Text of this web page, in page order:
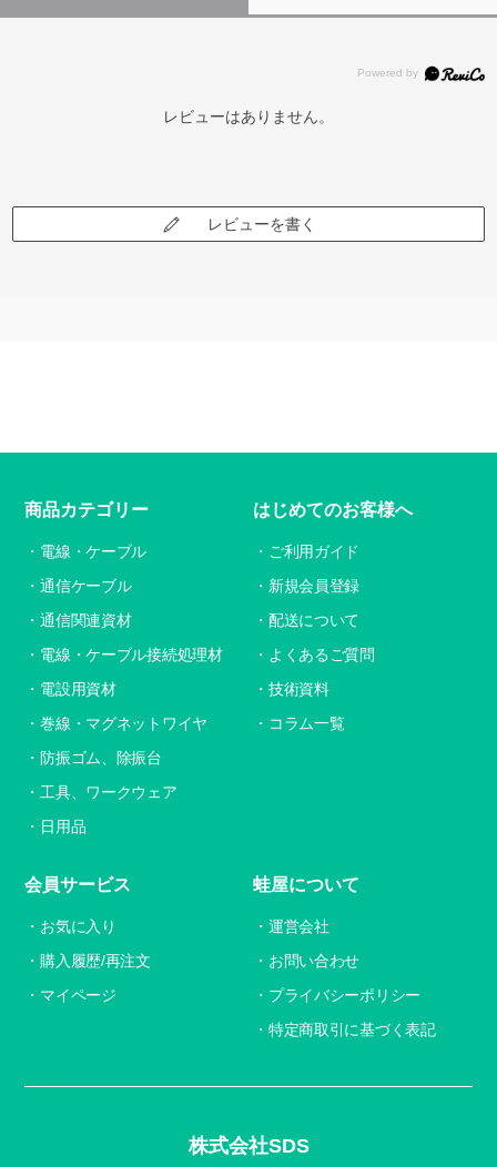
レビューはありません。
レビューを書く
株式会社SDS
商品カテゴリー
電線・ケーブル
通信ケーブル
通信関連資材
電線・ケーブル接続処理材
電設用資材
巻線・マグネットワイヤ
防振ゴム、除振台
工具、ワークウェア
日用品
はじめてのお客様へ
ご利用ガイド
新規会員登録
配送について
よくあるご質問
技術資料
コラム一覧
会員サービス
お気に入り
購入履歴/再注文
マイページ
蛙屋について
運営会社
お問い合わせ
プライバシーポリシー
特定商取引に基づく表記